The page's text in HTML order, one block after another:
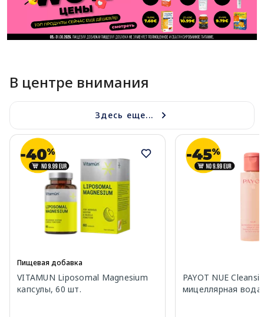
В центре внимания
Здесь еще...
Пищевая добавка
VITAMUN Liposomal Magnesium
капсулы, 60 шт.
PAYOT NUE
мицеллярная